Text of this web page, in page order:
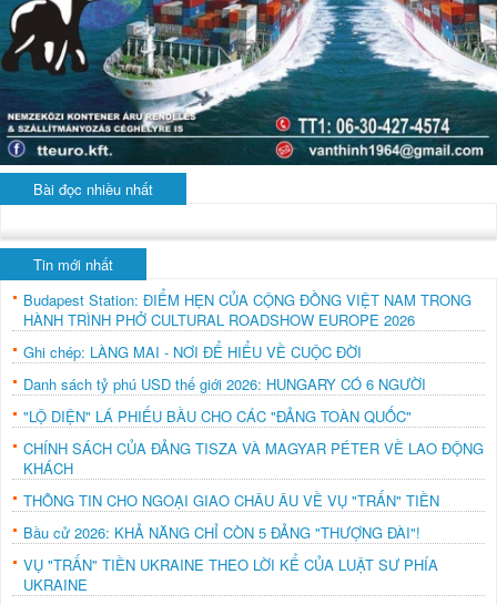
Bài đọc nhiều nhất
Tin mới nhất
Budapest Station: ĐIỂM HẸN CỦA CỘNG ĐỒNG VIỆT NAM TRONG
HÀNH TRÌNH PHỞ CULTURAL ROADSHOW EUROPE 2026
Ghi chép: LÀNG MAI - NƠI ĐỂ HIỂU VỀ CUỘC ĐỜI
Danh sách tỷ phú USD thế giới 2026: HUNGARY CÓ 6 NGƯỜI
"LỘ DIỆN" LÁ PHIẾU BẦU CHO CÁC "ĐẢNG TOÀN QUỐC"
CHÍNH SÁCH CỦA ĐẢNG TISZA VÀ MAGYAR PÉTER VỀ LAO ĐỘNG
KHÁCH
THÔNG TIN CHO NGOẠI GIAO CHÂU ÂU VỀ VỤ "TRẤN" TIỀN
Bầu cử 2026: KHẢ NĂNG CHỈ CÒN 5 ĐẢNG "THƯỢNG ĐÀI"!
VỤ "TRẤN" TIỀN UKRAINE THEO LỜI KỂ CỦA LUẬT SƯ PHÍA
UKRAINE